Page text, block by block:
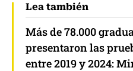
Lea también
Más de 78.000
presentaron las
entre 2019 y 2024: